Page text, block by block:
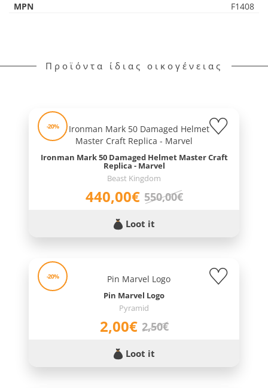
MPN
F1408
Προϊόντα ίδιας οικογένειας
Mark 50 Damaged Helmet Master Craft
Replica - Marvel
Beast Kingdom
440,00€ 550,00€
Pin Marvel Logo
2,50€